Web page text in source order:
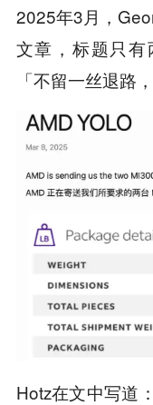
2025年3月，
文章，标题只有
「不留一丝退路
Hotz在文中写道